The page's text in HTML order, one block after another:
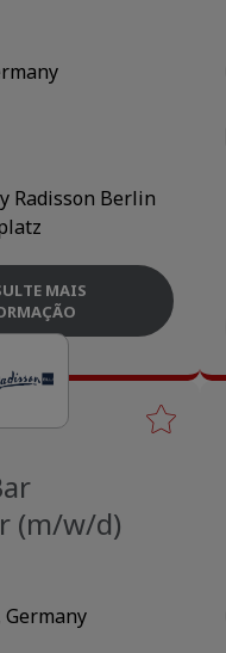
Radisson Berlin
MAIS
(m/w/d)